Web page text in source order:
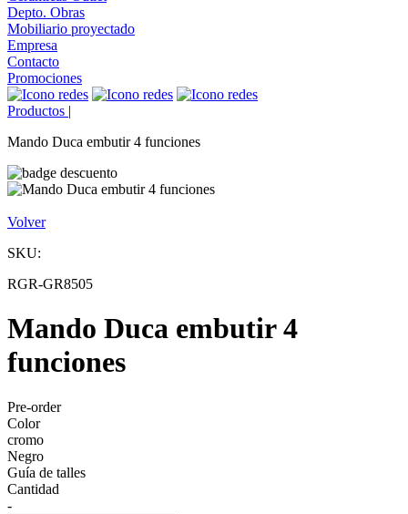
Depto. Obras
Mobiliario proyectado
Empresa
Contacto
Promociones
Productos |
Mando Duca embutir 4 funciones
Volver
SKU:
RGR-GR8505
Mando Duca embutir 4
funciones
Pre-order
Color
cromo
Negro
Guía de talles
Cantidad
-